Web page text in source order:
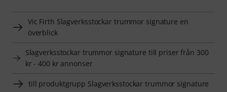
Vic Firth Slagverksstockar trummor signature en
överblick
Slagverksstockar trummor signature till priser från 300
kr - 400 kr annonser
till produktgrupp Slagverksstockar trummor signature